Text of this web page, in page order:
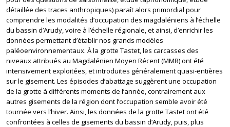
détaillée des traces anthropiques) paraît alors primordial pour
comprendre les modalités d’occupation des magdaléniens à l’échelle
du bassin d’Arudy, voire à l’échelle régionale, et ainsi, d’enrichir les
données permettant d’établir nos grands modèles
paléoenvironnementaux. À la grotte Tastet, les carcasses des
niveaux attribués au Magdalénien Moyen Récent (MMR) ont été
intensivement exploitées, et introduites généralement quasi-entières
sur le gisement. Les épisodes d’abattage suggèrent une occupation
de la grotte à différents moments de l’année, contrairement aux
autres gisements de la région dont l’occupation semble avoir été
tournée vers l’hiver. Ainsi, les données de la grotte Tastet ont été
confrontées à celles de gisements du bassin d’Arudy, puis, plus